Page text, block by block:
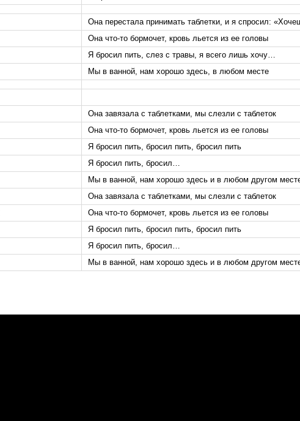
Она перестала принимать таблетки, и я спросил:
Она что-то бормочет, кровь льется из ее головы
Я бросил пить, слез с травы, я всего лишь хочу…
Мы в ванной, нам хорошо здесь, в любом месте
Она завязала с таблетками, мы слезли с таблеток
Она что-то бормочет, кровь льется из ее головы
Я бросил пить, бросил пить, бросил пить
Я бросил пить, бросил…
Мы в ванной, нам хорошо здесь и в любом другом
Она завязала с таблетками, мы слезли с таблеток
Она что-то бормочет, кровь льется из ее головы
Я бросил пить, бросил пить, бросил пить
Я бросил пить, бросил…
Мы в ванной, нам хорошо здесь и в любом другом